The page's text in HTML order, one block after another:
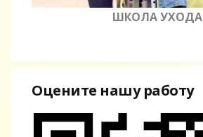
ШКОЛА УХОДА
Оцените нашу работу